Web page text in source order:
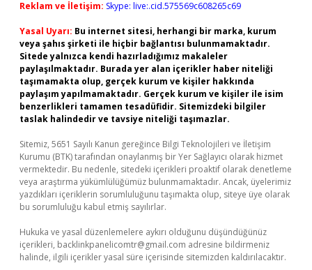
Reklam ve İletişim: Skype: live:.cid.575569c608265c69
Yasal Uyarı: Bu internet sitesi, herhangi bir marka, kurum
veya şahıs şirketi ile hiçbir bağlantısı bulunmamaktadır.
Sitede yalnızca kendi hazırladığımız makaleler
paylaşılmaktadır. Burada yer alan içerikler haber niteliği
taşımamakta olup, gerçek kurum ve kişiler hakkında
paylaşım yapılmamaktadır. Gerçek kurum ve kişiler ile isim
benzerlikleri tamamen tesadüfidir. Sitemizdeki bilgiler
taslak halindedir ve tavsiye niteliği taşımazlar.
Sitemiz, 5651 Sayılı Kanun gereğince Bilgi Teknolojileri ve İletişim
Kurumu (BTK) tarafından onaylanmış bir Yer Sağlayıcı olarak hizmet
vermektedir. Bu nedenle, sitedeki içerikleri proaktif olarak denetleme
veya araştırma yükümlülüğümüz bulunmamaktadır. Ancak, üyelerimiz
yazdıkları içeriklerin sorumluluğunu taşımakta olup, siteye üye olarak
bu sorumluluğu kabul etmiş sayılırlar.
Hukuka ve yasal düzenlemelere aykırı olduğunu düşündüğünüz
içerikleri, backlinkpanelicomtr@gmail.com adresine bildirmeniz
halinde, ilgili içerikler yasal süre içerisinde sitemizden kaldırılacaktır.